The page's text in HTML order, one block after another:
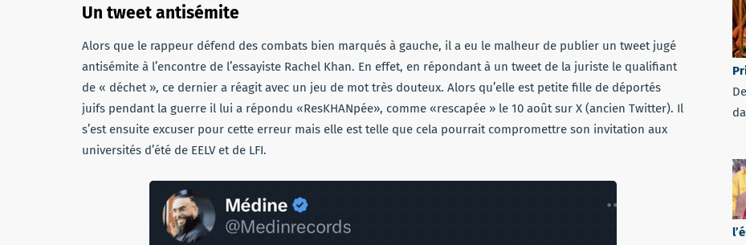
Un tweet antisémite
Alors que le rappeur défend des combats bien marqués à gauche, il a eu le malheur de publier un tweet jugé
antisémite à l’encontre de l’essayiste Rachel Khan. En effet, en répondant à un tweet de la juriste le qualifiant
de « déchet », ce dernier a réagit avec un jeu de mot très douteux. Alors qu’elle est petite fille de déportés
juifs pendant la guerre il lui a répondu «ResKHANpée», comme «rescapée » le 10 août sur X (ancien Twitter). Il
s’est ensuite excuser pour cette erreur mais elle est telle que cela pourrait compromettre son invitation aux
universités d’été de EELV et de LFI.